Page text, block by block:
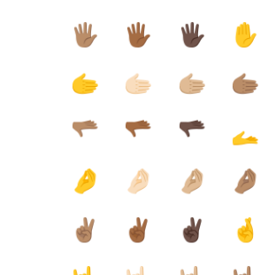
🖐🏽
🖐🏾 🖐🏿 ✋
🫱
🫱🏻 🫱🏼 🫱🏽
🫳🏽
🫳🏾 🫳🏿 🫴
🤌
🤌🏻 🤌🏼 🤌🏽
✌🏽
✌🏾 ✌🏿 🤞